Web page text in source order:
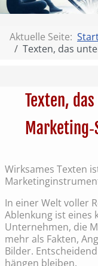
Aktuelle Seite:
Texten, das
Texten,
Wirksames Texten
In einer Welt voller
Ablenkung ist eines
Unternehmen, die
mehr als Fakten,
Bilder.
hängen bleiben.